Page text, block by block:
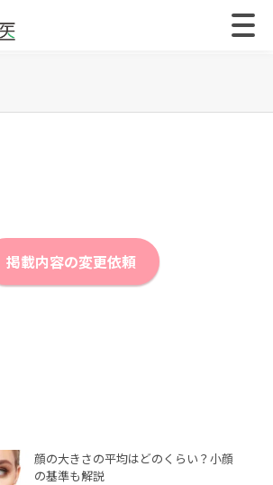
掲載内容の変更依頼
顔の大きさの平均はどのくらい？小顔
の基準も解説